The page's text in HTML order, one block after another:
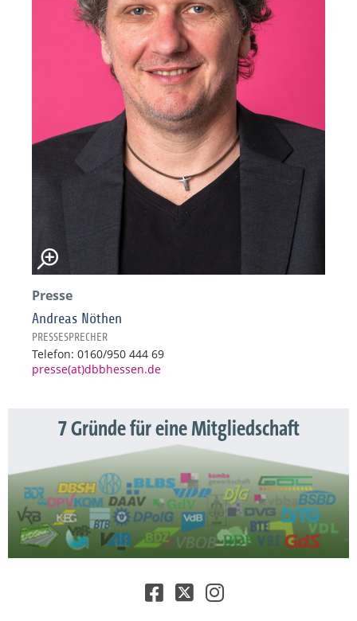
Presse
Andreas Nöthen
PRESSESPRECHER
Telefon: 0160/950 444 69
presse(at)dbbhessen.de
7 Gründe für eine Mitgliedschaft